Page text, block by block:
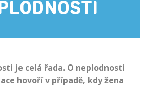
je celá řada. O neplodnosti
hovoří v případě, kdy žena